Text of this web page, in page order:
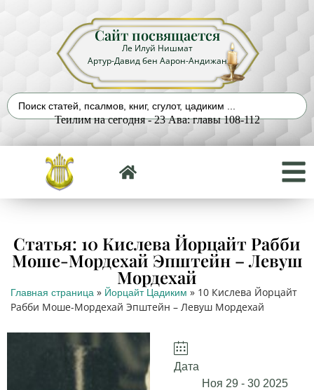
Сайт посвящается
Ле Илуй Нишмат
Артур-Давид бен Аарон-Андижан
Теилим на сегодня - 23 Ава: главы 108-112
Статья: 10 Кислева Йорцайт Рабби
Моше-Мордехай Эпштейн – Левуш
Мордехай
Главная страница » Йорцайт Цадиким » 10 Кислева Йорцайт
Рабби Моше-Мордехай Эпштейн – Левуш Мордехай
Дата
Ноя 29 - 30 2025